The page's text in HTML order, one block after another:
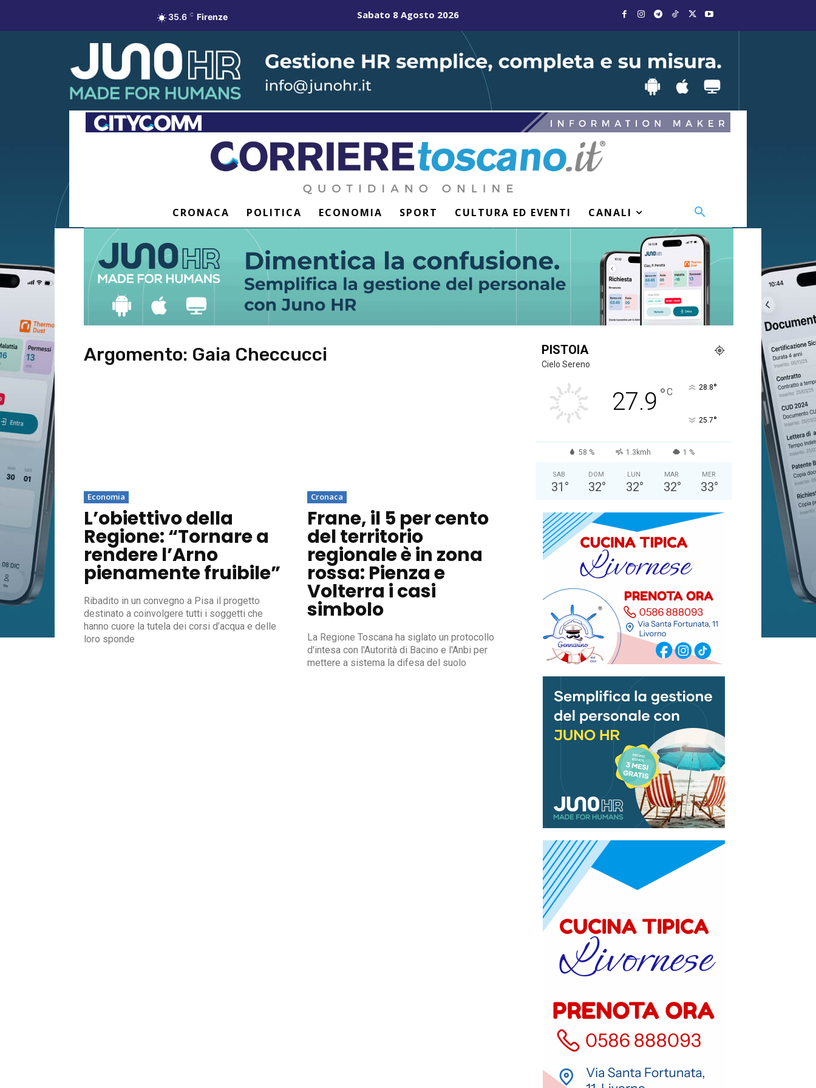
35.6 C Firenze Sabato 8 Agosto 2026
CRONACA POLITICA ECONOMIA SPORT CULTURA ED EVENTI CANALI
Argomento: Gaia Checcucci
Economia
L’obiettivo della
Regione: “Tornare a
rendere l’Arno
pienamente fruibile”
Ribadito in un convegno a Pisa il progetto
destinato a coinvolgere tutti i soggetti che
hanno cuore la tutela dei corsi d’acqua e delle
loro sponde
Cronaca
Frane, il 5 per cento
del territorio
regionale è in zona
rossa: Pienza e
Volterra i casi
simbolo
La Regione Toscana ha siglato un protocollo
d'intesa con l'Autorità di Bacino e l'Anbi per
mettere a sistema la difesa del suolo
PISTOIA
Cielo Sereno
27.9 °C 28.8°
25.7°
58 % 1.3kmh 1 %
SAB
31 °
DOM
32°
LUN
32°
MAR
32°
MER
33°